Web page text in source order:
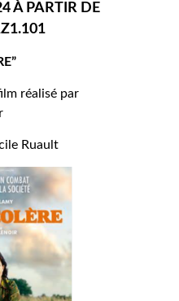
À PARTIR DE
réalisé par
Ruault